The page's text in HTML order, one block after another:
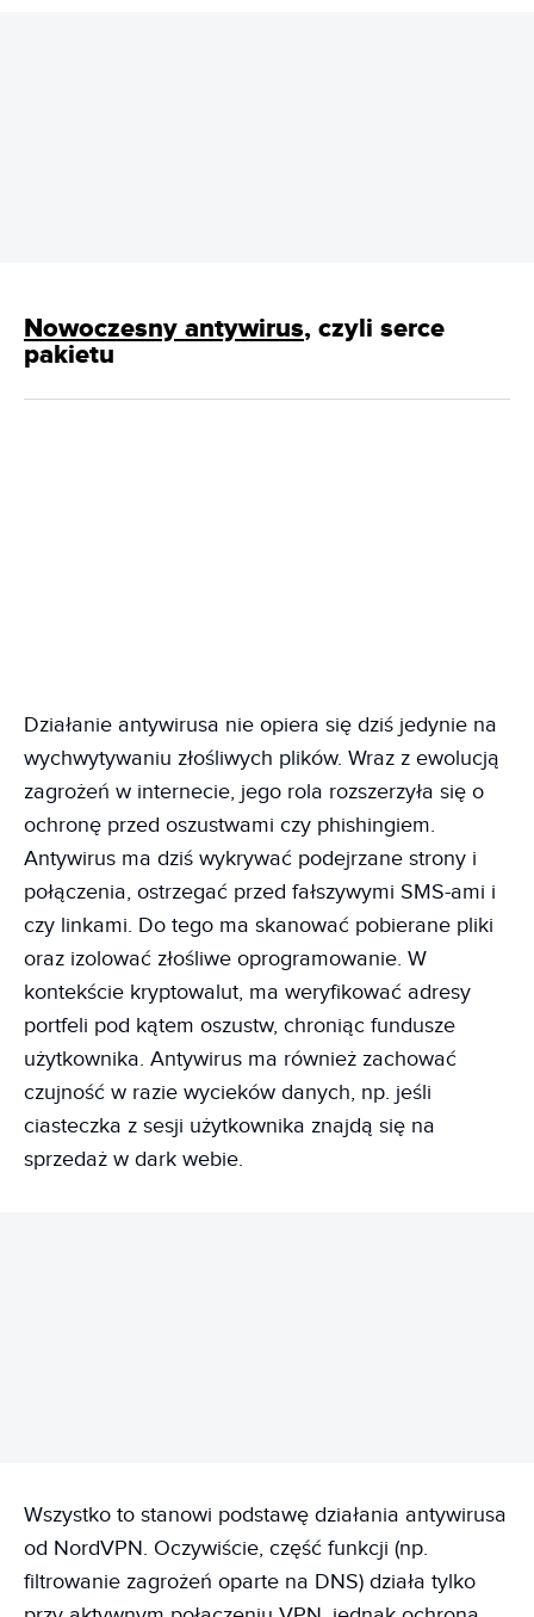
Nowoczesny antywirus, czyli serce
pakietu
Działanie antywirusa nie opiera się dziś jedynie na
wychwytywaniu złośliwych plików. Wraz z ewolucją
zagrożeń w internecie, jego rola rozszerzyła się o
ochronę przed oszustwami czy phishingiem.
Antywirus ma dziś wykrywać podejrzane strony i
połączenia, ostrzegać przed fałszywymi SMS-ami i
czy linkami. Do tego ma skanować pobierane pliki
oraz izolować złośliwe oprogramowanie. W
kontekście kryptowalut, ma weryfikować adresy
portfeli pod kątem oszustw, chroniąc fundusze
użytkownika. Antywirus ma również zachować
czujność w razie wycieków danych, np. jeśli
ciasteczka z sesji użytkownika znajdą się na
sprzedaż w dark webie.
Wszystko to stanowi podstawę działania antywirusa
od NordVPN. Oczywiście, część funkcji (np.
filtrowanie zagrożeń oparte na DNS) działa tylko